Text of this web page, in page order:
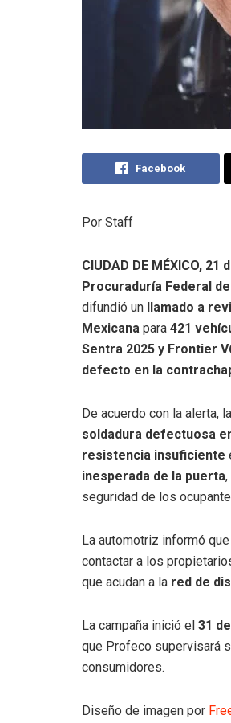
Facebook
Por Staff
CIUDAD DE MÉXICO, 21
Procuraduría Federal
difundió un llamado a
Mexicana para 421
Sentra 2025 y Frontier
defecto en la
De acuerdo con la alerta,
soldadura defectuosa
resistencia insuficiente
inesperada de la puerta
seguridad de los
La automotriz informó
contactar a los
que acudan a la red de
La campaña inició el 31
que Profeco supervisará
consumidores.
Diseño de imagen por